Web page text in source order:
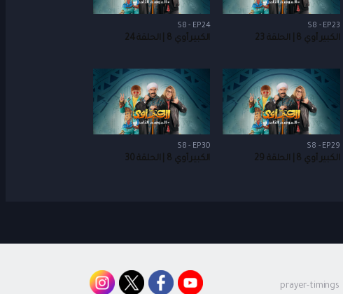
S8 - EP23
الكبير أوي 8 | الحلقة 23
S8 - EP24
الكبير أوي 8 | الحلقة 24
S8 - EP29
الكبير أوي 8 | الحلقة 29
S8 - EP30
الكبير أوي 8 | الحلقة 30
prayer-timings